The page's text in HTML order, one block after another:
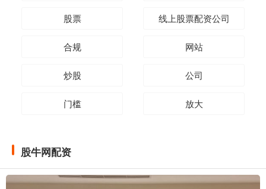
股票 线上股票配资公司
合规 网站
炒股 公司
门槛 放大
股牛网配资